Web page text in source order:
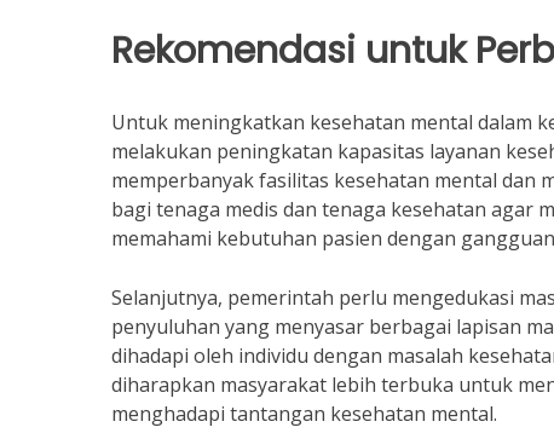
Rekomendasi untuk
Untuk meningkatkan kesehatan mental dalam
melakukan peningkatan kapasitas layanan
memperbanyak fasilitas kesehatan mental dan
bagi tenaga medis dan tenaga kesehatan agar
memahami kebutuhan pasien dengan
Selanjutnya, pemerintah perlu mengedukasi
penyuluhan yang menyasar berbagai lapisan
dihadapi oleh individu dengan masalah
diharapkan masyarakat lebih terbuka untuk
menghadapi tantangan kesehatan mental.